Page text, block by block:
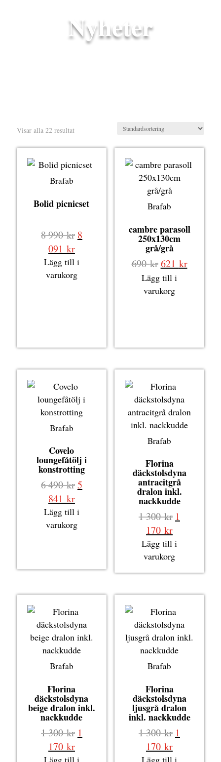
Nyheter
Visar alla 22 resultat
Brafab
Bolid picnicset
8 990kr Det
priset
var:
8
091 krDet
nuvarande
priset
Lägg till i
varukorg
Brafab
cambre parasoll
250x130cm
grå/grå
690kr Det
ursprungliga
priset
621 krDet
Lägg till i
varukorg
Brafab
Covelo
loungefåtölj i
konstrotting
6 490krDet
priset
var:
5
841 krDet
nuvarande
priset
Lägg till i
varukorg
Brafab
Florina
däckstolsdyna
antracitgrå
dralon inkl.
nackkudde
1 300kr Det
priset
var:
1
170 krDet
nuvarande
priset
170 kr.
Lägg till i
varukorg
Brafab
Florina
däckstolsdyna
beige dralon inkl.
nackkudde
1 300kr Det
priset
1
170 krDet
nuvarande
Lägg till i
Brafab
Florina
däckstolsdyna
ljusgrå dralon
inkl. nackkudde
1 300kr Det
priset
1
170 krDet
nuvarande
Lägg till i